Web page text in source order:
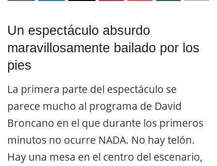
Un espectáculo absurdo
maravillosamente bailado por los
pies
La primera parte del espectáculo se
parece mucho al programa de David
Broncano en el que durante los primeros
minutos no ocurre NADA. No hay telón.
Hay una mesa en el centro del escenario,